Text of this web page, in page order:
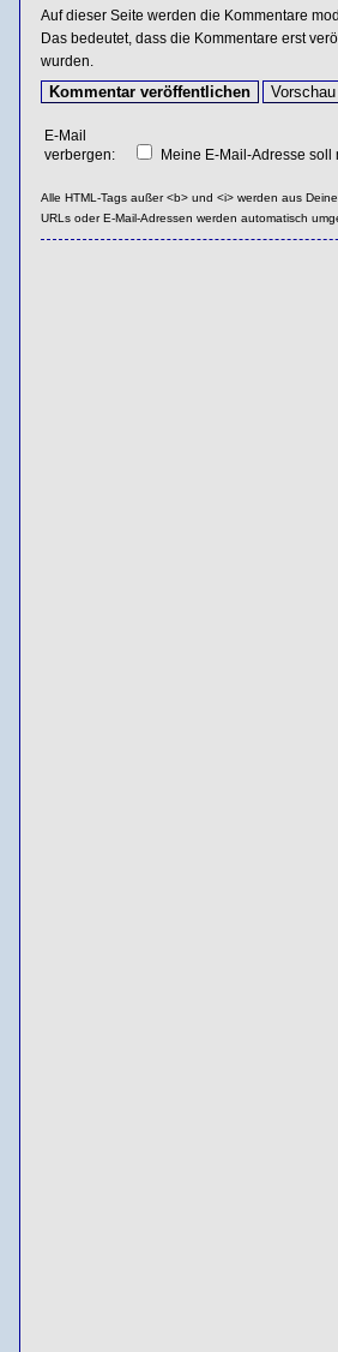
Auf dieser Seite werden die Kommentare
Das bedeutet, dass die Kommentare erst
wurden.
E-Mail
verbergen:
Meine E-Mail-Adresse soll
Alle HTML-Tags außer <b> und <i> werden aus
URLs oder E-Mail-Adressen werden automatisch